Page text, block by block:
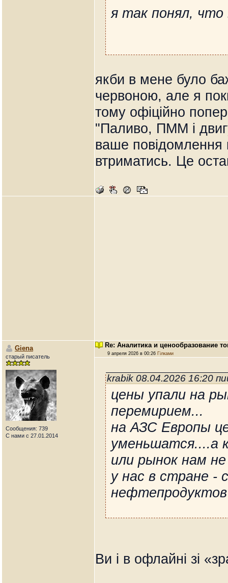
я так понял,
якби в мене було
червоною, але я
тому офіційно
"Паливо, ПММ і
ваше повідомлення
втриматись. Це
Giena
старый писатель
Сообщения: 739
С нами с 27.01.2014
Re: Аналитика и ценообразование
9 апреля 2026 в 00:26 Гілками
krabik 08.04.2026 16:20
цены упали на
перемирием...
на АЗС Европы
уменьшатся....а
или рынок нам не
у нас в стране -
Ви і в офлайні зі